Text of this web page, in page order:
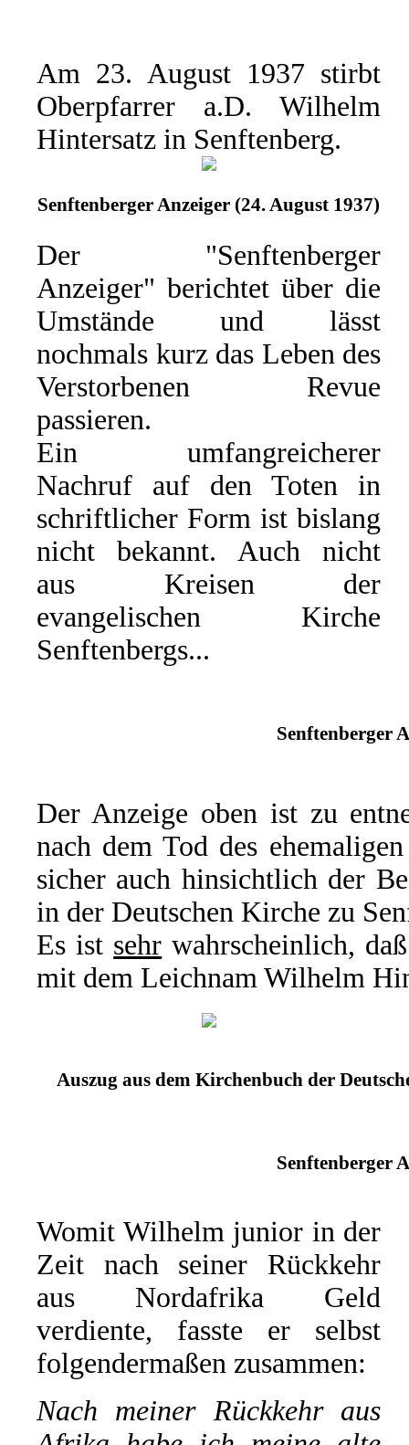
Am 23. August 1937 stirbt
Oberpfarrer a.D. Wilhelm
Hintersatz in Senftenberg.
Senftenberger Anzeiger (24. August 1937)
Der "Senftenberger
Anzeiger" berichtet über die
Umstände und lässt
nochmals kurz das Leben des
Verstorbenen Revue
passieren.
Ein umfangreicherer
Nachruf auf den Toten in
schriftlicher Form ist bislang
nicht bekannt. Auch nicht
aus Kreisen der
evangelischen Kirche
Senftenbergs...
Senftenberger
Der Anzeige oben ist zu
nach dem Tod des
sicher auch hinsichtlich der
in der Deutschen Kirche zu
Es ist sehr wahrscheinlich,
mit dem Leichnam Wilhelm
Auszug aus dem Kirchenbuch der
Senftenberger
Womit Wilhelm junior in der
Zeit nach seiner Rückkehr
aus Nordafrika Geld
verdiente, fasste er selbst
folgendermaßen zusammen:
Nach meiner Rückkehr aus